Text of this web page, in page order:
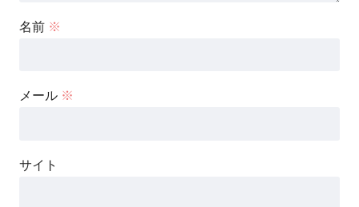
名前 ※
メール ※
サイト